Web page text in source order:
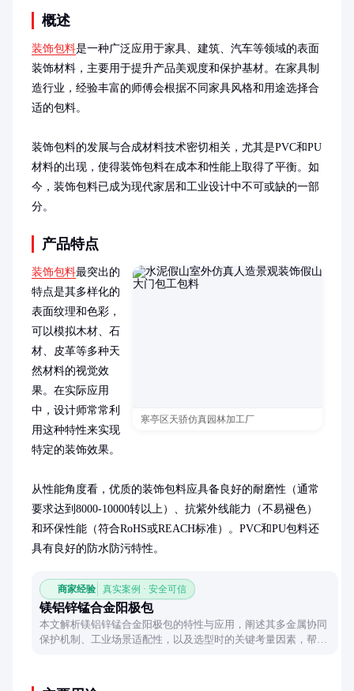
概述
装饰包料是一种广泛应用于家具、建筑、汽车等领域的表面
装饰材料，主要用于提升产品美观度和保护基材。在家具制
造行业，经验丰富的师傅会根据不同家具风格和用途选择合
适的包料。
装饰包料的发展与合成材料技术密切相关，尤其是PVC和PU
材料的出现，使得装饰包料在成本和性能上取得了平衡。如
今，装饰包料已成为现代家居和工业设计中不可或缺的一部
分。
产品特点
寒亭区天骄仿真园林加工厂
装饰包料最突出的
特点是其多样化的
表面纹理和色彩，
可以模拟木材、石
材、皮革等多种天
然材料的视觉效
果。在实际应用
中，设计师常常利
用这种特性来实现
特定的装饰效果。
从性能角度看，优质的装饰包料应具备良好的耐磨性（通常
要求达到8000-10000转以上）、抗紫外线能力（不易褪色）
和环保性能（符合RoHS或REACH标准）。PVC和PU包料还
具有良好的防水防污特性。
商家经验 真实案例 · 安全可信
镁铝锌锰合金阳极包
本文解析镁铝锌锰合金阳极包的特性与应用，阐述其多金属协同
保护机制、工业场景适配性，以及选型时的关键考量因素，帮助